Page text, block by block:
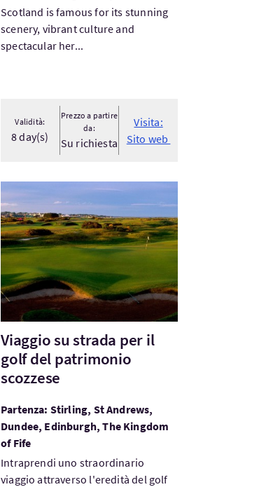
Scotland is famous for its stunning
scenery, vibrant culture and
spectacular her...
Validità:
8 day(s)
Prezzo a partire
da:
Su richiesta
Visita:
Sito web
Visita:Viaggio su strada per il golf del patrimonio
Viaggio su strada per il
golf del patrimonio
scozzese
Partenza: Stirling, St Andrews,
Dundee, Edinburgh, The Kingdom
of Fife
Intraprendi uno straordinario
viaggio attraverso l'eredità del golf